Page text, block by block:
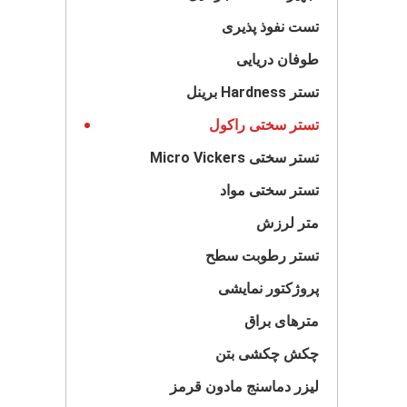
تست نفوذ پذیری
طوفان دریایی
تستر Hardness برینل
تستر سختی راکول
تستر سختی Micro Vickers
تستر سختی مواد
متر لرزش
تستر رطوبت سطح
پروژکتور نمایشی
مترهای براق
چکش چکشی بتن
لیزر دماسنج مادون قرمز